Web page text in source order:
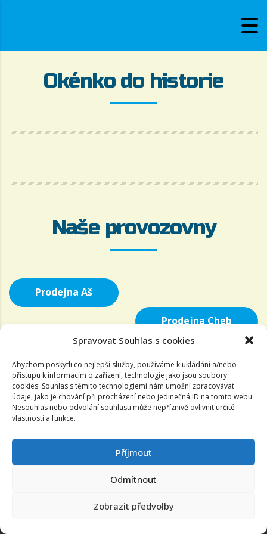
Spravovat Souhlas s cookies
Abychom poskytli co nejlepší služby, používáme k ukládání a/nebo
přístupu k informacím o zařízení, technologie jako jsou soubory
cookies. Souhlas s těmito technologiemi nám umožní zpracovávat
údaje, jako je chování při procházení nebo jedinečná ID na tomto webu.
Nesouhlas nebo odvolání souhlasu může nepříznivě ovlivnit určité
vlastnosti a funkce.
Příjmout
Odmítnout
Zobrazit předvolby
Okénko do historie
Naše provozovny
Prodejna Aš
Prodejna Cheb
www.za7.cz. All rights reserved